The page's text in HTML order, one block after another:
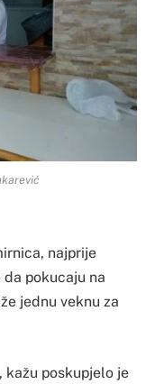
najprije
pokucaju na
jednu veknu za
kažu poskupjelo je